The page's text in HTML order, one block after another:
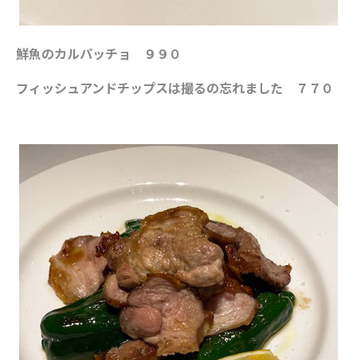
鮮魚のカルパッチョ ９９０
フィッシュアンドチップスは撮るの忘れました ７７０